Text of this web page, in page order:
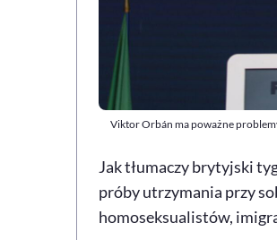
Viktor Orbán ma poważne
Jak tłumaczy brytyjski
próby utrzymania przy
homoseksualistów,